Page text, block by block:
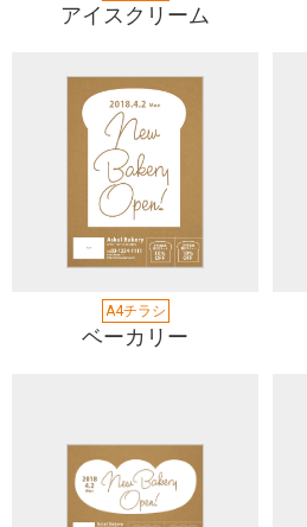
アイスクリーム
A4チラシ
ベーカリー